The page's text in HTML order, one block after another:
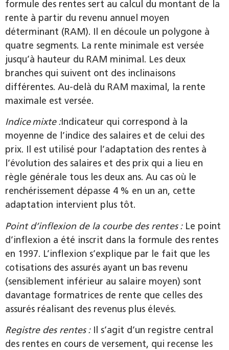
formule des rentes sert au calcul du montant de la
rente à partir du revenu annuel moyen
déterminant (RAM). Il en découle un polygone à
quatre segments. La rente minimale est versée
jusqu’à hauteur du RAM minimal. Les deux
branches qui suivent ont des inclinaisons
différentes. Au-delà du RAM maximal, la rente
maximale est versée.
Indice mixte :Indicateur qui correspond à la
moyenne de l’indice des salaires et de celui des
prix. Il est utilisé pour l’adaptation des rentes à
l’évolution des salaires et des prix qui a lieu en
règle générale tous les deux ans. Au cas où le
renchérissement dépasse 4 % en un an, cette
adaptation intervient plus tôt.
Point d’inflexion de la courbe des rentes :Le point
d’inflexion a été inscrit dans la formule des rentes
en 1997. L’inflexion s’explique par le fait que les
cotisations des assurés ayant un bas revenu
(sensiblement inférieur au salaire moyen) sont
davantage formatrices de rente que celles des
assurés réalisant des revenus plus élevés.
Registre des rentes :Il s’agit d’un registre central
des rentes en cours de versement, qui recense les